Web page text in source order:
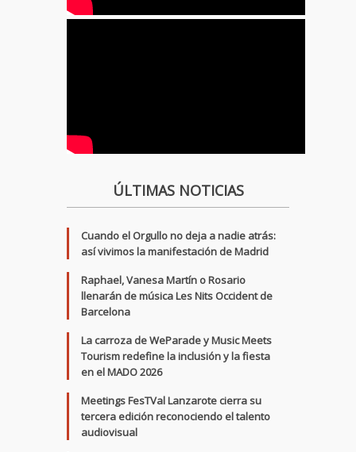
ÚLTIMAS NOTICIAS
Cuando el Orgullo no deja a nadie atrás:
así vivimos la manifestación de Madrid
Raphael, Vanesa Martín o Rosario
llenarán de música Les Nits Occident de
Barcelona
La carroza de WeParade y Music Meets
Tourism redefine la inclusión y la fiesta
en el MADO 2026
Meetings FesTVal Lanzarote cierra su
tercera edición reconociendo el talento
audiovisual